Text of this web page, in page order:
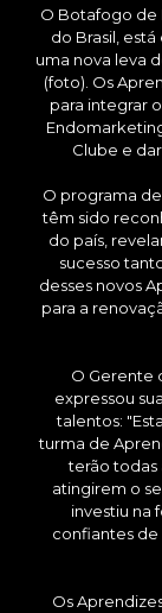
O Botafogo de
do Brasil,
uma nova leva
(foto). Os
para integrar
Clube e
O programa
têm sido
do país,
sucesso
desses novos
para a
O Gerente
expressou
talentos:
turma de
terão todas
atingirem o
investiu na
confiantes de
Os